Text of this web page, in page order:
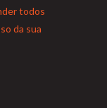
todos
da sua